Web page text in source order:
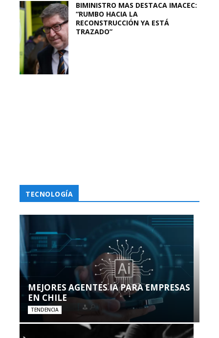
BIMINISTRO MAS DESTACA IMACEC:
“RUMBO HACIA LA
RECONSTRUCCIÓN YA ESTÁ
TRAZADO”
TECNOLOGÍA
MEJORES AGENTES IA PARA EMPRESAS
EN CHILE
TENDENCIA